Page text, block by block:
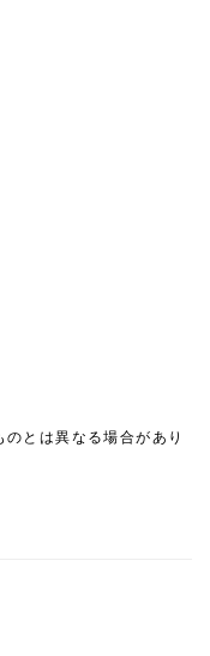
とは異なる場合があり